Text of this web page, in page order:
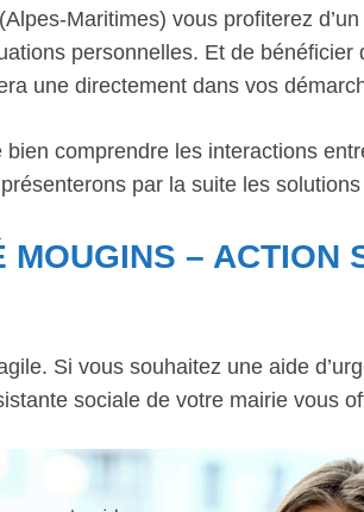
Maritimes) vous profiterez
personnelles. Et de bénéficier
une directement dans vos
comprendre les interactions
par la suite les
MOUGINS – ACTION
Si vous souhaitez une aide
sociale de votre mairie vous